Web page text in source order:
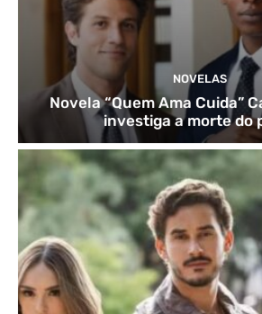
NOVELAS
Novela “Quem Ama Cuida”
investiga a morte do